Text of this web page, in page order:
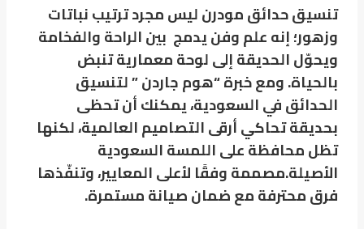
تنسيق حدائق مودرن ليس مجرد ترتيب نباتات
وزهور؛ إنه علم وفن يدمج بين الراحة والفخامة
ويحوّل الحديقة إلى لوحة معمارية تنبض
بالحياة. ومع خبرة “هوم جاردن ”لتنسيق
الحدائق في السعودية، يمكنك أن تحظى
بحديقة تحاكي أرقى التصاميم العالمية، لكنها
تظل محافظة على اللمسة السعودية
الأصيلة.مصممة وفقًا لأعلى المعايير، وتنفّذها
فرق محترفة مع ضمان صيانة مستمرة.